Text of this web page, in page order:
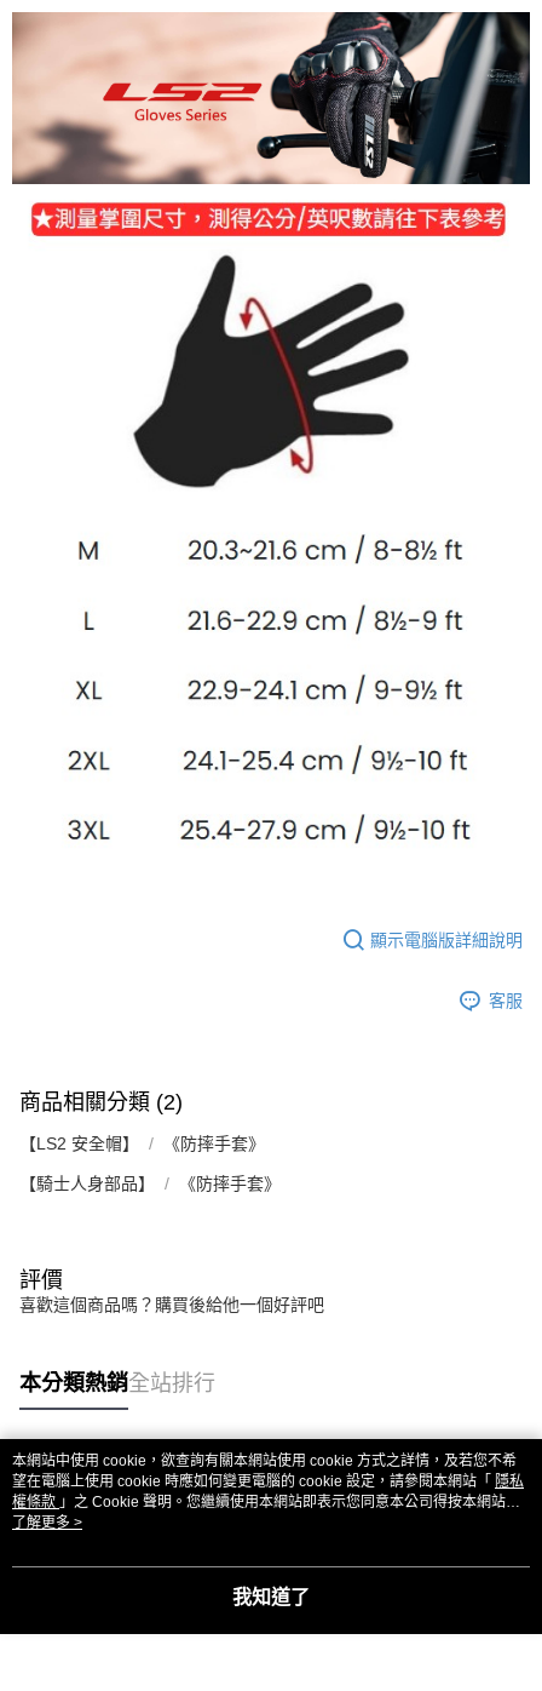
用戶於交易時，得透過本服務購買商品或服務，並由商店將買賣／分期付款
買賣價金債權讓與本公司後，依約使用本公司帳單繳交帳款。
2.基於同意付款使用「大哥付你分期」之契約關係目的，商店將以您的個人
資料（包含姓名、電話或地址）提供予台灣大哥大進項蒐集、處理及利用，
由本公司與您本人進行分期帳單所需資料之確認、核對及更正。
3.完整用戶服務條款，請詳閱以下連結：https://oppay.tw/userRule
※ 請注意：結帳手續完成當下不需立刻繳費，但若您需要取消訂單，請聯絡
購買商品的店家。未經商家同意取消之訂單仍視為有效，需透過AFTEE先享
※ 交易是否成功請以「AFTEE先享後付 」之結帳頁面顯示為準，若有關於
是否繳費成功／繳費後需取消欲退款等相關疑問，請聯繫「AFTEE先享後付
客戶支援中心」
https://netprotections.freshdesk.com/support/home
【注意事項】
１．透過由恩沛科技股份有限公司提供之「AFTEE先享後付」服務完成之交
易，需依本服務之必要範圍內提供個人資料，並將交易相關給付款項請求債
權轉讓予恩沛科技股份有限公司。
２．關於個人資料處理事宜，請瀏覽以下網址：
https://aftee.tw/terms/#terms3
３．未成年的使用者請事先徵得法定代理人或監護人之同意方可使用
「AFTEE先享後付」，若未經同意申辦者引起之損失，本公司不負相關責
４．使用「AFTEE先享後付」時，將依據個別帳號之用戶狀況，依本公司即
時審查核予不同之上限額度；若仍有額度不足之情形，本公司將視審查結果
請求用戶進行身份認證。
５．嚴禁一人註冊多個帳號或使用他人資訊註冊。若發現惡意使用之情形，
恩沛科技股份有限公司將有權停止該用戶之使用額度並採取法律行動。
每筆NT$80，滿NT$1,999(含以上)免運費
付款後7-11取貨
每筆NT$80，滿NT$1,999(含以上)免運費
宅配
顯示電腦版詳細說明
客服
商品相關分類 (2)
【LS2 安全帽】 《防摔手套》
【騎士人身部品】 《防摔手套》
評價
喜歡這個商品嗎？購買後給他一個好評吧
本分類熱銷全站排行
熱門標籤
本網站中使用 cookie，欲查詢有關本網站使用 cookie 方式之詳情，及若您不希
望在電腦上使用 cookie 時應如何變更電腦的 cookie 設定，請參閱本網站「 隱私
權條款 」之 Cookie 聲明。您繼續使用本網站即表示您同意本公司得按本網站使
用條款之 Cookie 聲明使用 cookie。
了解更多 >
我知道了